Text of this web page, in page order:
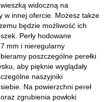
widoczną na
w innej ofercie. Możesz także
będzie możliwość ich
​ Perły hodowane
mm i nieregularny
poszczególne perełki
aby pięknie wyglądały
naszyjniki
Na powierzchni pereł
zgrubienia powłoki